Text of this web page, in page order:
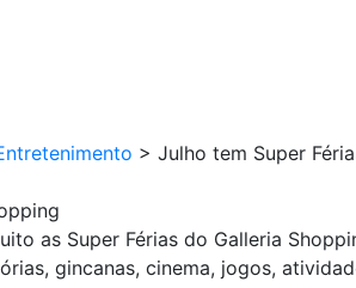
> Julho tem Super
as Super Férias do Galleria
gincanas, cinema, jogos,